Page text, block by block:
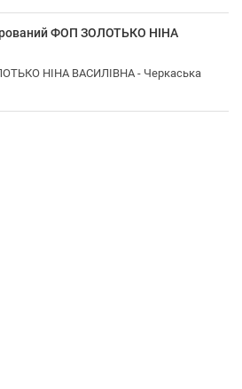
ФОП ЗОЛОТЬКО НІНА
НІНА ВАСИЛІВНА - Черкаська